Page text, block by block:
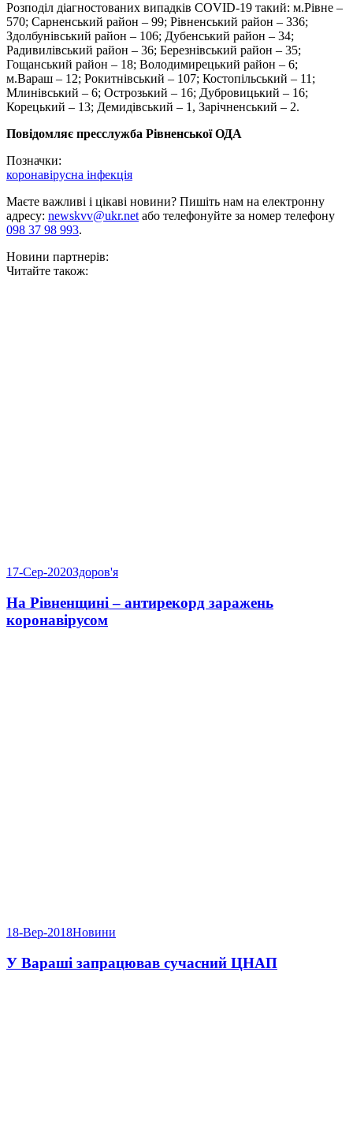
Розподіл діагностованих випадків COVID-19 такий: м.Рівне –
570; Сарненський район – 99; Рівненський район – 336;
Здолбунівський район – 106; Дубенський район – 34;
Радивилівський район – 36; Березнівський район – 35;
Гощанський район – 18; Володимирецький район – 6;
м.Вараш – 12; Рокитнівський – 107; Костопільський – 11;
Млинівський – 6; Острозький – 16; Дубровицький – 16;
Корецький – 13; Демидівський – 1, Зарічненський – 2.
Повідомляє пресслужба Рівненської ОДА
Позначки:
коронавірусна інфекція
Маєте важливі і цікаві новини? Пишіть нам на електронну
адресу: newskvv@ukr.netабо телефонуйте за номер телефону
098 37 98 993.
Новини партнерів:
Читайте також:
17-Сер-2020Здоров'я
На Рівненщині – антирекорд заражень
коронавірусом
18-Вер-2018Новини
У Вараші запрацював сучасний ЦНАП